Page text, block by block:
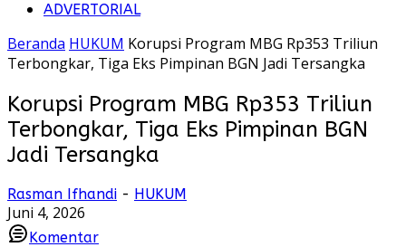
ADVERTORIAL
Beranda HUKUM Korupsi Program MBG Rp353 Triliun
Terbongkar, Tiga Eks Pimpinan BGN Jadi Tersangka
Korupsi Program MBG Rp353 Triliun
Terbongkar, Tiga Eks Pimpinan BGN
Jadi Tersangka
Rasman Ifhandi - HUKUM
Juni 4, 2026
Komentar